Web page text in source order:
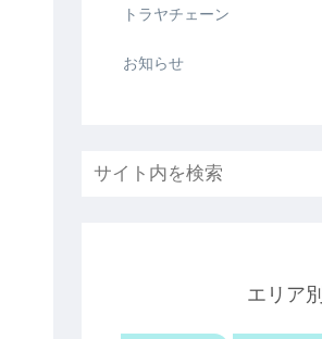
トラヤチェーン
お知らせ
エリア別